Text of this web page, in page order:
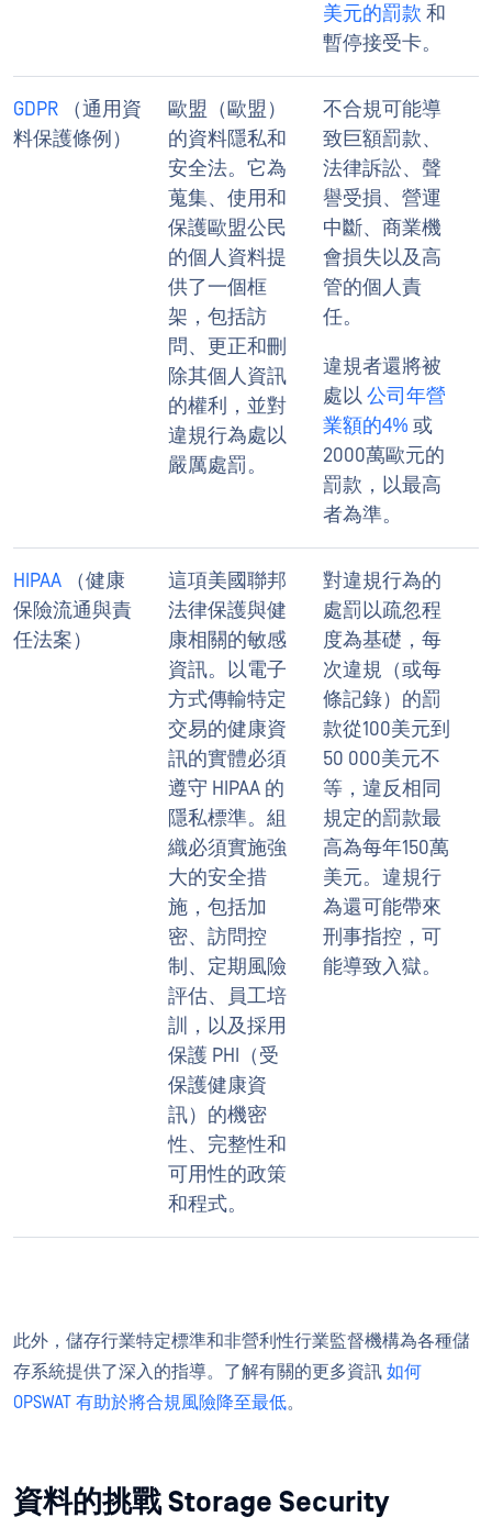
美元的罰款 和
暫停接受卡。
GDPR （通用資
料保護條例）
歐盟（歐盟）
的資料隱私和
安全法。它為
蒐集、使用和
保護歐盟公民
的個人資料提
供了一個框
架，包括訪
問、更正和刪
除其個人資訊
的權利，並對
違規行為處以
嚴厲處罰。
不合規可能導
致巨額罰款、
法律訴訟、聲
譽受損、營運
中斷、商業機
會損失以及高
管的個人責
任。
違規者還將被
處以 公司年營
業額的4% 或
2000萬歐元的
罰款，以最高
者為準。
HIPAA （健康
保險流通與責
任法案）
這項美國聯邦
法律保護與健
康相關的敏感
資訊。以電子
方式傳輸特定
交易的健康資
訊的實體必須
遵守 HIPAA 的
隱私標準。組
織必須實施強
大的安全措
施，包括加
密、訪問控
制、定期風險
評估、員工培
訓，以及採用
保護 PHI（受
保護健康資
訊）的機密
性、完整性和
可用性的政策
和程式。
對違規行為的
處罰以疏忽程
度為基礎，每
次違規（或每
條記錄）的罰
款從100美元到
50 000美元不
等，違反相同
規定的罰款最
高為每年150萬
美元。違規行
為還可能帶來
刑事指控，可
能導致入獄。
此外，儲存行業特定標準和非營利性行業監督機構為各種儲
存系統提供了深入的指導。了解有關的更多資訊 如何
OPSWAT 有助於將合規風險降至最低。
資料的挑戰 Storage Security